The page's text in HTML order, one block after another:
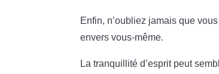
Enfin, n’oubliez jamais que
envers vous-même.
La tranquillité d’esprit peut